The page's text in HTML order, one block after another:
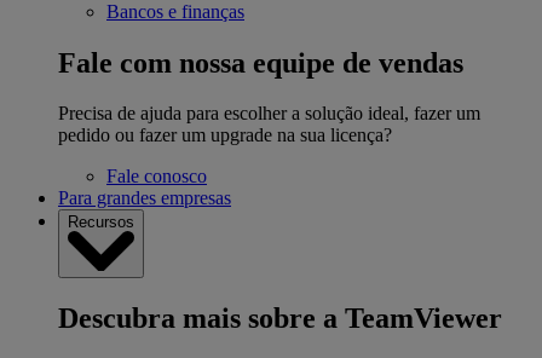
Bancos e finanças
Fale com nossa equipe de vendas
Precisa de ajuda para escolher a solução ideal, fazer um
pedido ou fazer um upgrade na sua licença?
Fale conosco
Para grandes empresas
Recursos
Descubra mais sobre a TeamViewer